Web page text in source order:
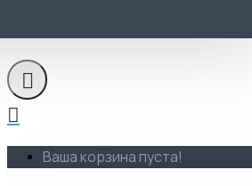
Ваша корзина пуста!